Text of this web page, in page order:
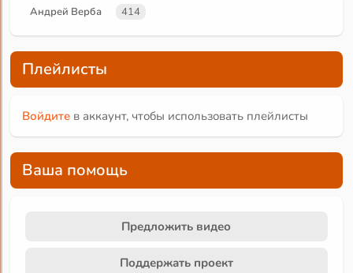
Андрей Верба 414
Плейлисты
Войдите в аккаунт, чтобы использовать плейлисты
Ваша помощь
Предложить видео
Поддержать проект